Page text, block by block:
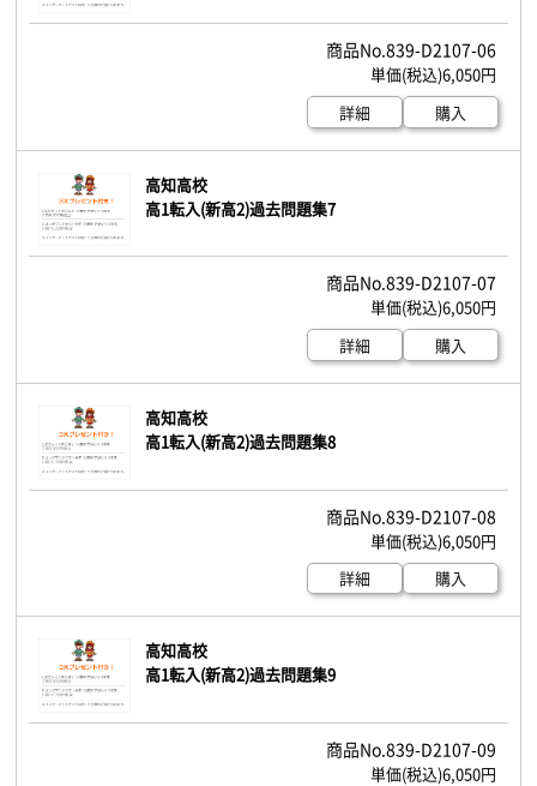
839-D2107-06
6,050円
詳細
購入
高知高校
高1転入(新高2)過去問題集7
839-D2107-07
6,050円
詳細
購入
高知高校
高1転入(新高2)過去問題集8
839-D2107-08
6,050円
詳細
購入
高知高校
高1転入(新高2)過去問題集9
839-D2107-09
6,050円